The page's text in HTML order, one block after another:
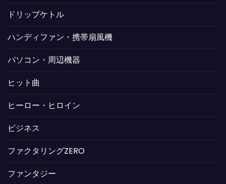
ドリップケトル
ハンディファン・携帯扇風機
パソコン・周辺機器
ヒット曲
ヒーロー・ヒロイン
ビジネス
ファクタリングZERO
ファンタジー